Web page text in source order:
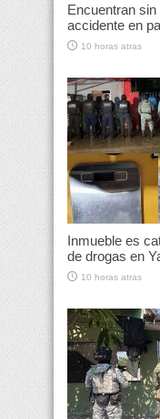
Encuentran
accidente en
10 horas atras
Inmueble es
de drogas en
10 horas atras